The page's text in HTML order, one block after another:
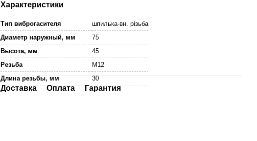
Характеристики
Тип виброгасителя
шпилька-вн. різьба
Диаметр наружный, мм
75
Высота, мм
45
Резьба
M12
Длина резьбы, мм
30
Доставка Оплата Гарантия